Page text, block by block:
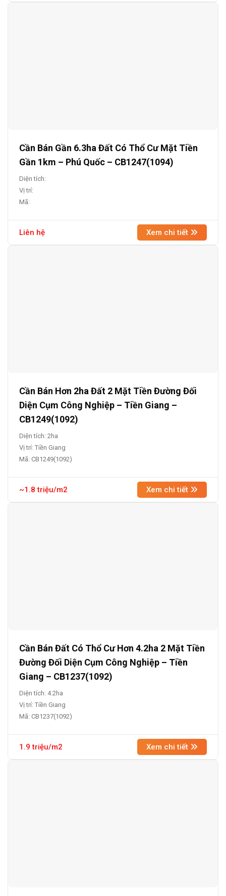
Cần Bán Gần 6.3ha Đất Có Thổ Cư Mặt Tiền
Gần 1km – Phú Quốc – CB1247(1094)
Diện tích:
Vị trí:
Mã:
Liên hệ Xem chi tiết
Cần Bán Hơn 2ha Đất 2 Mặt Tiền Đường Đối
Diện Cụm Công Nghiệp – Tiền Giang –
CB1249(1092)
Diện tích: 2ha
Vị trí: Tiền Giang
Mã: CB1249(1092)
~1.8 triệu/m2 Xem chi tiết
Cần Bán Đất Có Thổ Cư Hơn 4.2ha 2 Mặt Tiền
Đường Đối Diện Cụm Công Nghiệp – Tiền
Giang – CB1237(1092)
Diện tích: 4.2ha
Vị trí: Tiền Giang
Mã: CB1237(1092)
1.9 triệu/m2 Xem chi tiết